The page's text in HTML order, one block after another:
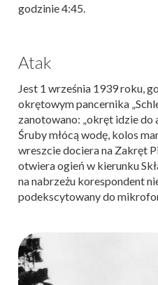
godzinie 4:45.
Atak
Jest 1 września 1939 roku,
okrętowym pancernika
zanotowano: „okręt idzie do
Śruby młócą wodę, kolos
wreszcie dociera na Zakręt
otwiera ogień w kierunku
na nabrzeżu korespondent
podekscytowany do